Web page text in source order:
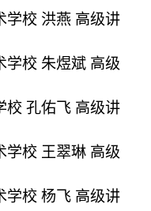
学校 洪燕 高级讲
校 朱煜斌 高级
校 孔佑飞 高级讲
校 王翠琳 高级
学校 杨飞 高级讲